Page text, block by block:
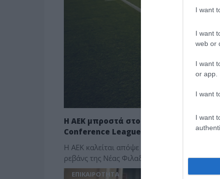
I want
I want
web or
I want
or app.
I want
I want
Η ΑΕΚ μπροστά στο «θαύμα»: Η μεγάλη
Conference League
Η ΑΕΚ καλείται απόψε να φέρει εις πέρας
ρεβάνς της Νέας Φιλαδέλφειας, η «Ένωση»
ΕΠΙΚΑΙΡΟΤΗΤΑ